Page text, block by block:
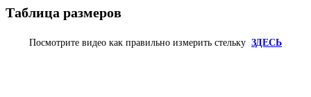
Таблица размеров
Посмотрите видео как правильно измерить стельку ЗДЕСЬ